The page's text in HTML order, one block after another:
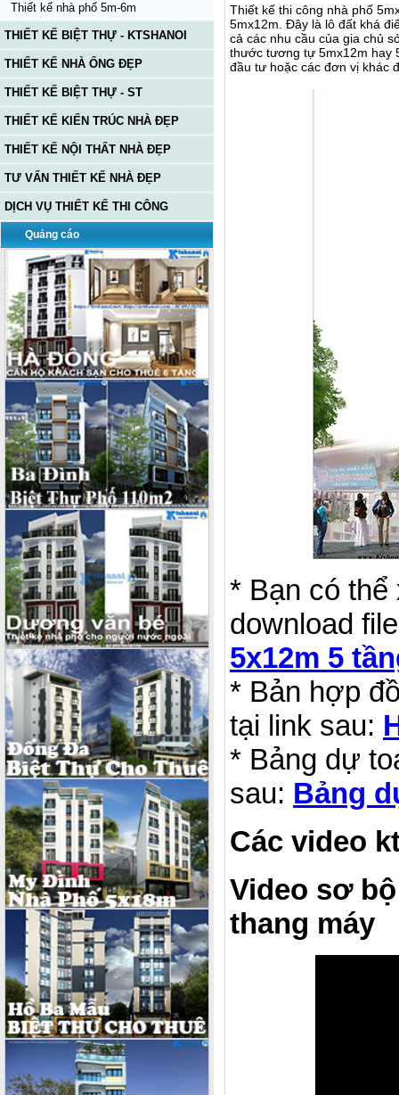
Thiết kế nhà phố 5m-6m
THIẾT KẾ BIỆT THỰ - KTSHANOI
THIẾT KẾ NHÀ ỐNG ĐẸP
THIẾT KẾ BIỆT THỰ - ST
THIẾT KẾ KIẾN TRÚC NHÀ ĐẸP
THIẾT KẾ NỘI THẤT NHÀ ĐẸP
TƯ VẤN THIẾT KẾ NHÀ ĐẸP
DỊCH VỤ THIẾT KẾ THI CÔNG
Quảng cáo
Thiết kế thi công nhà phố
5mx12m. Đây là lô đất khá
cả các nhu cầu của gia chủ
thước tương tự 5mx12m hay
đầu tư hoặc các đơn vị khác
* Bạn có thể
download
5x12m 5
* Bản hợp
tại link sau:
* Bảng dự
sau: Bảng
Các video
Video sơ
thang máy